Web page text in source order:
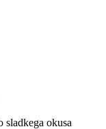
sladkega okusa